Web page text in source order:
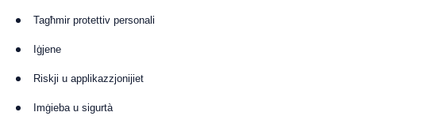
Tagħmir protettiv personali
Iġjene
Riskji u applikazzjonijiet
Imġieba u sigurtà